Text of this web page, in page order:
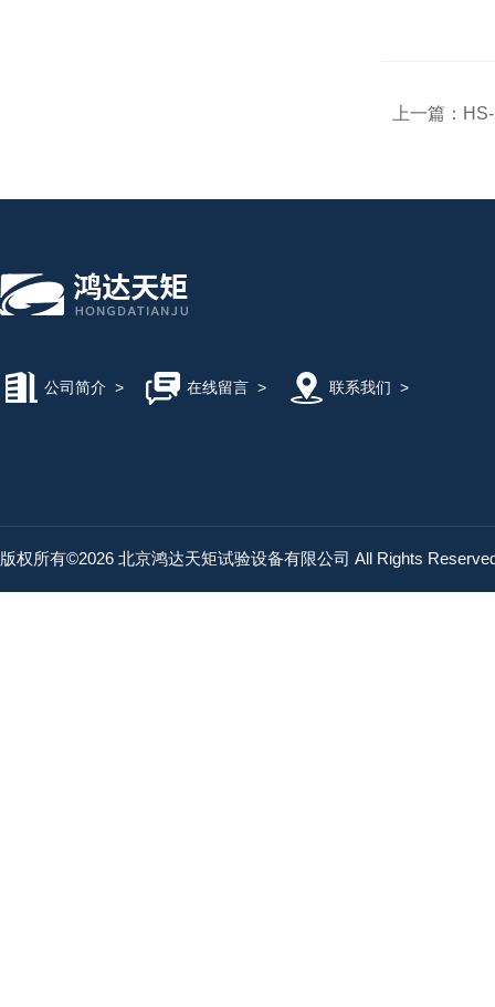
上一篇：
公司简介 > 在线留言> 联系我们 >
版权所有©2026 北京鸿达天矩试验设备有限公司 All Rights